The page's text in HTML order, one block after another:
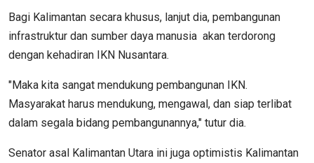
Bagi Kalimantan secara khusus, lanjut dia, pembangunan
infrastruktur dan sumber daya manusia akan terdorong
dengan kehadiran IKN Nusantara.
"Maka kita sangat mendukung pembangunan IKN.
Masyarakat harus mendukung, mengawal, dan siap terlibat
dalam segala bidang pembangunannya," tutur dia.
Senator asal Kalimantan Utara ini juga optimistis Kalimantan